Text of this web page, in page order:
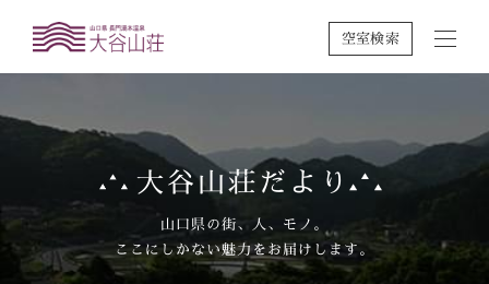
空室検索
大谷山荘だより
山口県の街、人、モノ。
ここにしかない魅力をお届けします。